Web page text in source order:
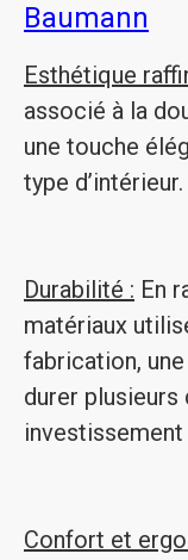
Baumann
Esthétique
associé à la
une touche
type d’intérieur.
Durabilité : En
matériaux
fabrication,
durer plusieurs
Confort et